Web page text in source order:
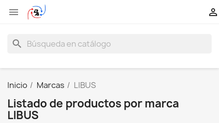
 
search
Inicio Marcas LIBUS
Listado de productos por marca
LIBUS